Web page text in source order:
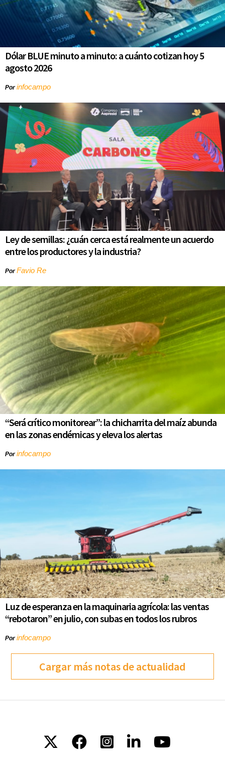
Dólar BLUE minuto a minuto: a cuánto cotizan hoy 5
agosto 2026
Porinfocampo
Ley de semillas: ¿cuán cerca está realmente un acuerdo
entre los productores y la industria?
PorFavio Re
“Será crítico monitorear”: la chicharrita del maíz abunda
en las zonas endémicas y eleva los alertas
Porinfocampo
Luz de esperanza en la maquinaria agrícola: las ventas
“rebotaron” en julio, con subas en todos los rubros
Porinfocampo
Cargar más notas de actualidad